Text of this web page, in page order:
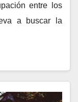
entre los
a buscar la